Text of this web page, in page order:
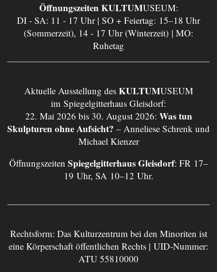
Öffnungszeiten KULTUMUSEUM:
DI - SA: 11 - 17 Uhr | SO + Feiertag: 15–18 Uhr
(Sommerzeit), 14 - 17 Uhr (Winterzeit) | MO:
Ruhetag
Aktuelle Ausstellung des KULTUMUSEUM
im Spiegelgitterhaus Gleisdorf:
22. Mai 2026 bis 30. August 2026: Was tun
Skulpturen ohne Aufsicht? – Anneliese Schrenk und
Michael Kienzer
Öffnungszeiten Spiegelgitterhaus Gleisdorf: FR 17–
19 Uhr, SA 10–12 Uhr.
Rechtsform: Das Kulturzentrum bei den Minoriten ist
eine Körperschaft öffentlichen Rechts | UID-Nummer:
ATU 55810000